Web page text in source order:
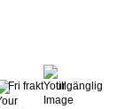
Fri frakt tillgänglig